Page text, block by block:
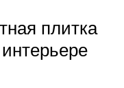
плитка